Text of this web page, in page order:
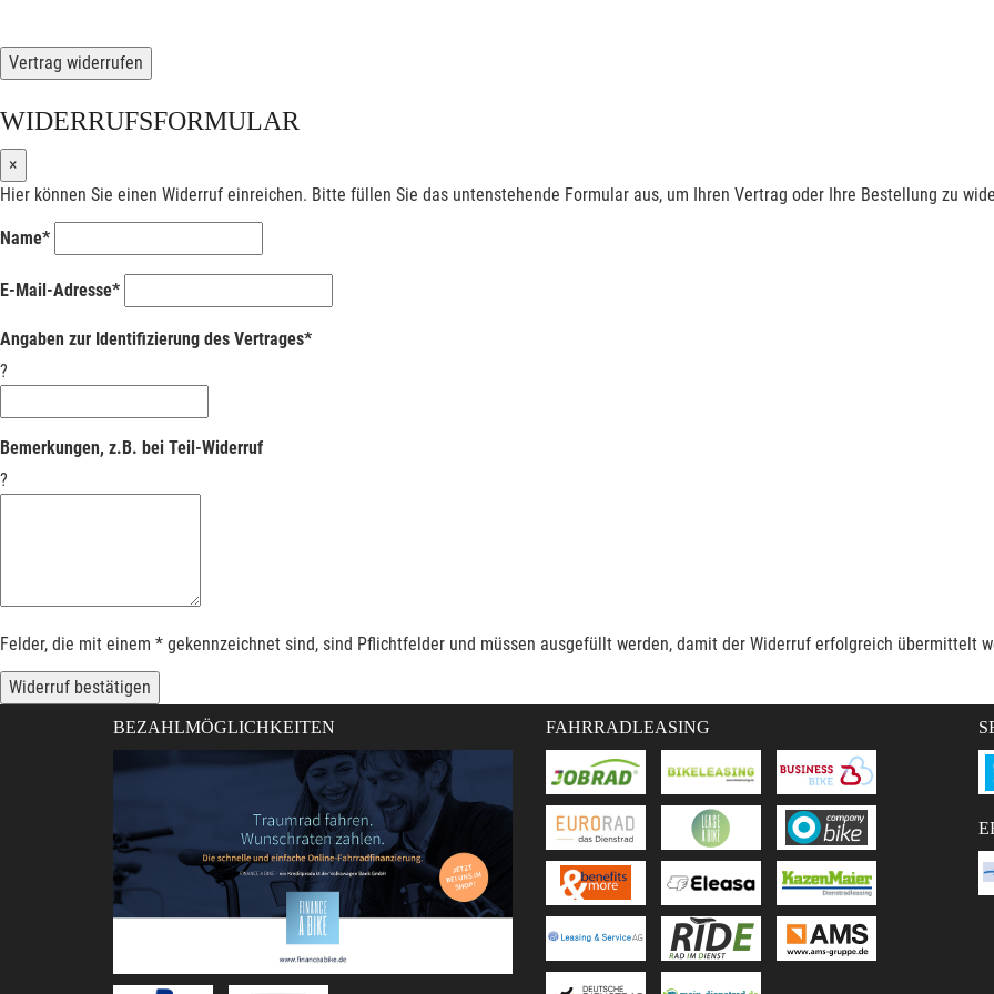
Vertrag widerrufen
WIDERRUFSFORMULAR
×
Hier können Sie einen Widerruf einreichen. Bitte füllen Sie das untenstehende Formular aus, um Ihren Vertrag oder Ihre Bestellung zu
Name*
E-Mail-Adresse*
Angaben zur Identifizierung des Vertrages*
?
Bemerkungen, z.B. bei Teil-Widerruf
?
Felder, die mit einem * gekennzeichnet sind, sind Pflichtfelder und müssen ausgefüllt werden, damit der Widerruf erfolgreich übermittelt
Widerruf bestätigen
BEZAHLMÖGLICHKEITEN FAHRRADLEASING